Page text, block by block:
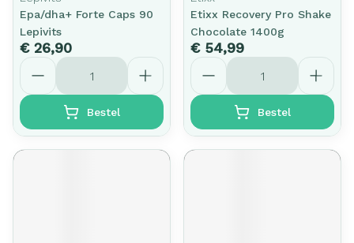
Epa/dha+ Forte Caps 90
Lepivits
€ 26,90
Aantal
Bestel
Etixx Recovery Pro Shake
Chocolate 1400g
€ 54,99
Aantal
Bestel